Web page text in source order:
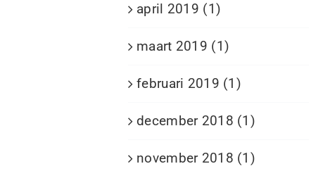
april 2019 (1)
maart 2019 (1)
februari 2019 (1)
december 2018 (1)
november 2018 (1)